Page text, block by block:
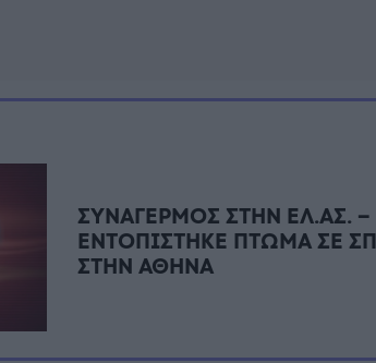
ΣΥΝΑΓΕΡΜΟΣ ΣΤΗΝ ΕΛ.ΑΣ. –
ΕΝΤΟΠΙΣΤΗΚΕ ΠΤΩΜΑ ΣΕ
ΣΤΗΝ ΑΘΗΝΑ